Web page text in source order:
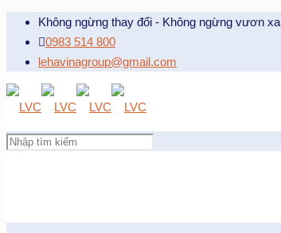
Không ngừng thay đổi - Không ngừng vươn xa
0983 514 800
lehavinagroup@gmail.com